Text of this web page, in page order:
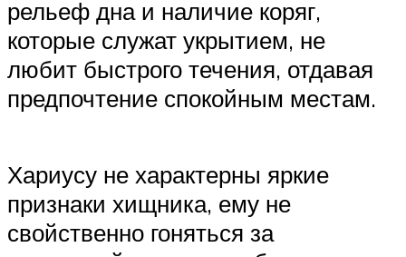
рельеф дна и наличие коряг,
которые служат укрытием, не
любит быстрого течения, отдавая
предпочтение спокойным местам.
Хариусу не характерны яркие
признаки хищника, ему не
свойственно гоняться за